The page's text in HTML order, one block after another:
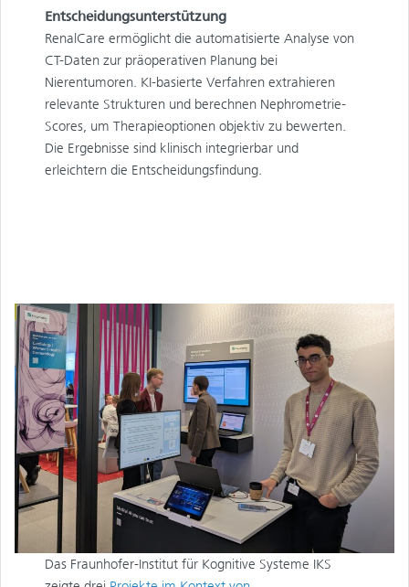
Entscheidungsunterstützung
RenalCare ermöglicht die automatisierte Analyse von
CT-Daten zur präoperativen Planung bei
Nierentumoren. KI-basierte Verfahren extrahieren
relevante Strukturen und berechnen Nephrometrie-
Scores, um Therapieoptionen objektiv zu bewerten.
Die Ergebnisse sind klinisch integrierbar und
erleichtern die Entscheidungsfindung.
Das Fraunhofer-Institut für Kognitive Systeme IKS